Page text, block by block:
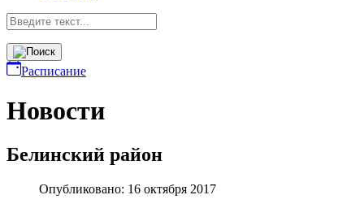
Расписание
Новости
Белинский район
Опубликовано: 16 октября 2017